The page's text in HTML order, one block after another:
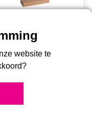
met houten
voet
website te